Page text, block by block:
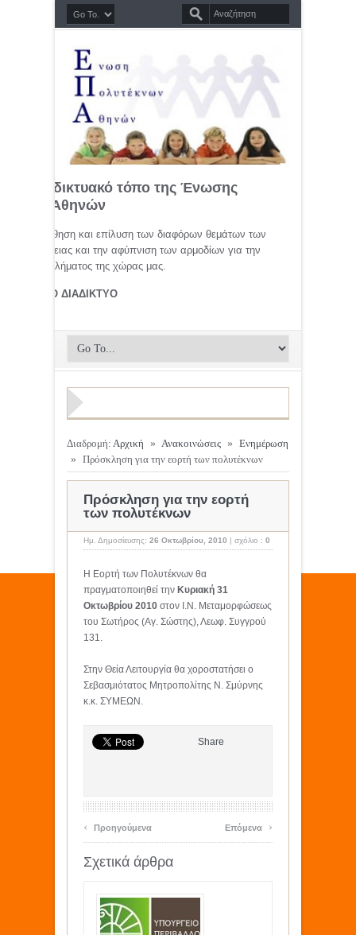
διαδικτυακό τόπο της Ένωσης
Αθηνών
προώθηση και επίλυση των διαφόρων θεμάτων των
οικογένειας και την αφύπνιση των αρμοδίων για την
προβλήματος της χώρας μας.
ΣΤΟ ΔΙΑΔΙΚΤΥΟ
Διαδρομή: Αρχική » Ανακοινώσεις » Ενημέρωση
» Πρόσκληση για την εορτή των πολυτέκνων
Πρόσκληση για την εορτή
των πολυτέκνων
Ημ. Δημοσίευσης: 26 Οκτωβρίου, 2010 | σχόλιο : 0
Η Εορτή των Πολυτέκνων θα
πραγματοποιηθεί την Κυριακή 31
Οκτωβρίου 2010 στον Ι.Ν. Μεταμορφώσεως
του Σωτήρος (Αγ. Σώστης), Λεωφ. Συγγρού
131.
Στην Θεία Λειτουργία θα χοροστατήσει ο
Σεβασμιότατος Μητροπολίτης Ν. Σμύρνης
κ.κ. ΣΥΜΕΩΝ.
Share
‹ Προηγούμενα Επόμενα ›
Σχετικά άρθρα